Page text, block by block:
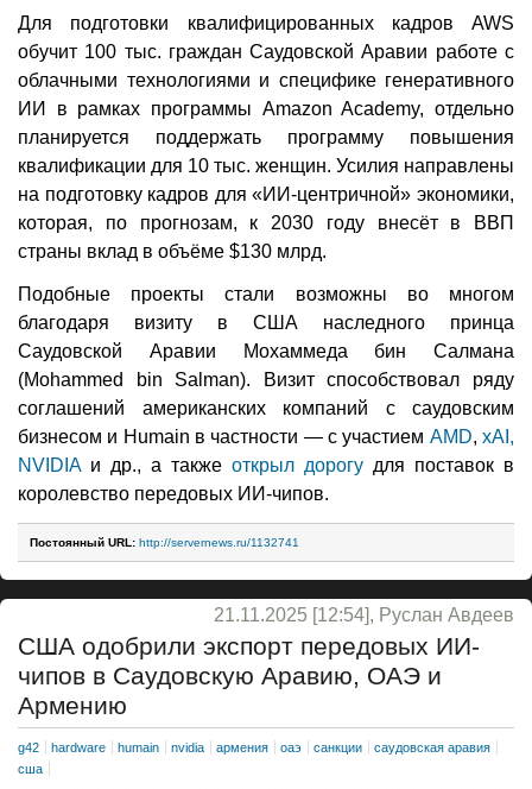
Для подготовки квалифицированных кадров AWS
обучит 100 тыс. граждан Саудовской Аравии работе с
облачными технологиями и специфике генеративного
ИИ в рамках программы Amazon Academy, отдельно
планируется поддержать программу повышения
квалификации для 10 тыс. женщин. Усилия направлены
на подготовку кадров для «ИИ-центричной» экономики,
которая, по прогнозам, к 2030 году внесёт в ВВП
страны вклад в объёме $130 млрд.
Подобные проекты стали возможны во многом
благодаря визиту в США наследного принца
Саудовской Аравии Мохаммеда бин Салмана
(Mohammed bin Salman). Визит способствовал ряду
соглашений американских компаний с саудовским
бизнесом и Humain в частности — с участием AMD,xAI,
NVIDIAи др., а также открыл дорогу для поставок в
королевство передовых ИИ-чипов.
Постоянный URL: http://servernews.ru/1132741
21.11.2025 [12:54], Руслан Авдеев
США одобрили экспорт передовых ИИ-
чипов в Саудовскую Аравию, ОАЭ и
Армению
g42 hardware humain nvidia армения оаэ санкции
саудовская аравия
сша